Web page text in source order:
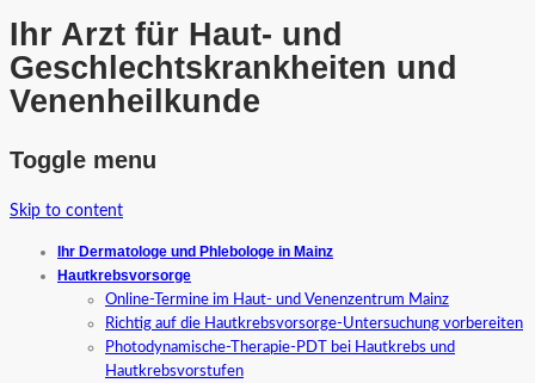
Ihr Arzt für Haut- und
Geschlechtskrankheiten und
Venenheilkunde
Toggle menu
Skip to content
Ihr Dermatologe und Phlebologe in Mainz
Hautkrebsvorsorge
Online-Termine im Haut- und Venenzentrum Mainz
Richtig auf die Hautkrebsvorsorge-Untersuchung vorbereiten
Photodynamische-Therapie-PDT bei Hautkrebs und
Hautkrebsvorstufen